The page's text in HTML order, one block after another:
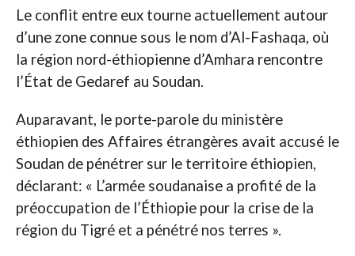
Le conflit entre eux tourne actuellement autour
d’une zone connue sous le nom d’Al-Fashaqa, où
la région nord-éthiopienne d’Amhara rencontre
l’État de Gedaref au Soudan.
Auparavant, le porte-parole du ministère
éthiopien des Affaires étrangères avait accusé le
Soudan de pénétrer sur le territoire éthiopien,
déclarant: « L’armée soudanaise a profité de la
préoccupation de l’Éthiopie pour la crise de la
région du Tigré et a pénétré nos terres ».